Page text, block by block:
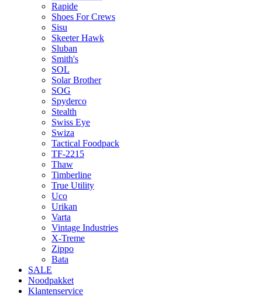
Rapide
Shoes For Crews
Sisu
Skeeter Hawk
Sluban
Smith's
SOL
Solar Brother
SOG
Spyderco
Stealth
Swiss Eye
Swiza
Tactical Foodpack
TF-2215
Thaw
Timberline
True Utility
Uco
Urikan
Varta
Vintage Industries
X-Treme
Zippo
Bata
SALE
Noodpakket
Klantenservice